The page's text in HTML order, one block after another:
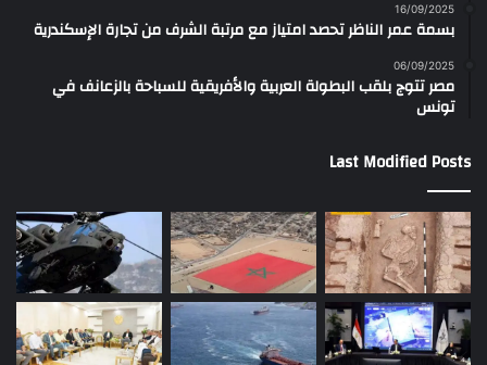
16/09/2025
بسمة عمر الناظر تحصد امتياز مع مرتبة الشرف من تجارة الإسكندرية
06/09/2025
مصر تتوج بلقب البطولة العربية والأفريقية للسباحة بالزعانف في
تونس
Last Modified Posts